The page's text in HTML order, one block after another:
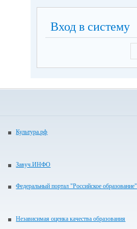
Вход в систему
Культура.рф
Завуч.ИНФО
Федеральный портал "Российское образование"
Независимая оценка качества образования